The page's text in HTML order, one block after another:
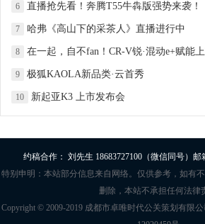
6 直播抢先看！奔腾T55牛犇版强势来袭！
7 哈弗《高山下的采茶人》直播进行中
8 在一起，自不fan！CR-V锐·混动e+赋能
9 极狐KAOLA新品类·云首秀
10 新起亚K3 上市发布会
约稿合作： 刘先生 18683727100（微信同号）邮
特别申明：本站部分信息来自网络。仅供参考，如有
删除，本站不承担任何法律
Copyright © 2009-2019 成都市卓唯时代公关策划有限公